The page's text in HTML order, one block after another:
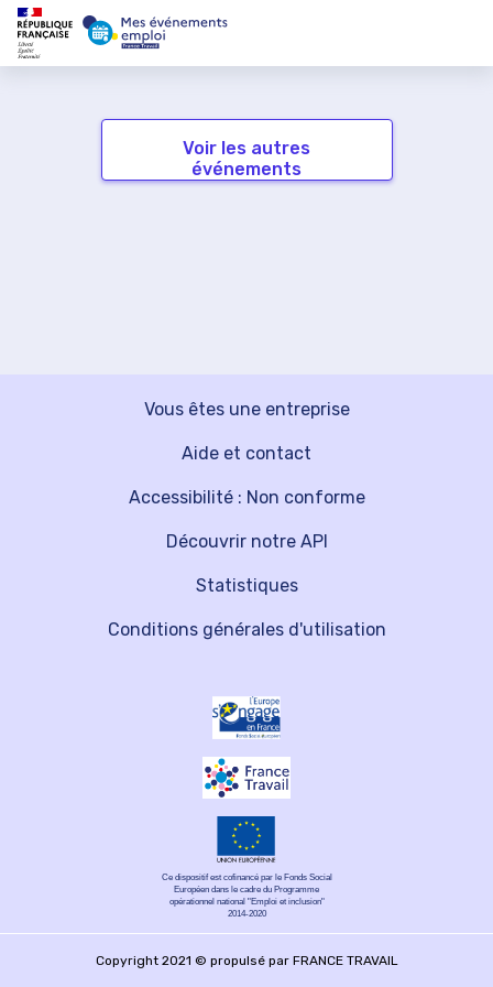
Voir les autres
événements
Vous êtes une entreprise
Découvrir notre API
Aide et contact
Statistiques
Accessibilité : Non conforme
Conditions générales d'utilisation
Ce dispositif est cofinancé par le Fonds Social
Européen dans le cadre du Programme
opérationnel national "Emploi et inclusion"
2014-2020
Copyright 2021 © propulsé par FRANCE TRAVAIL